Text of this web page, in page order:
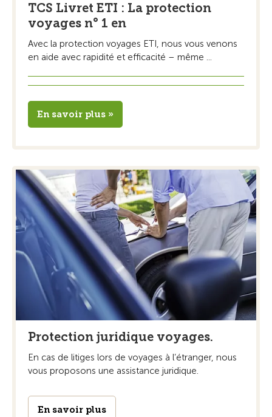
TCS Livret ETI : La protection
voyages n° 1 en
Avec la protection voyages ETI, nous vous venons
en aide avec rapidité et efficacité – même ...
En savoir plus »
Protection juridique voyages.
En cas de litiges lors de voyages à l’étranger, nous
vous proposons une assistance juridique.
En savoir plus